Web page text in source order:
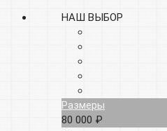
НАШ ВЫБОР
Размеры
80 000 ₽